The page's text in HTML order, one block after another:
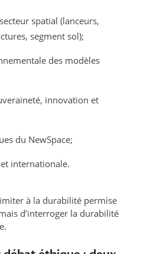
spatial (lanceurs,
segment sol);
des modèles
innovation et
du NewSpace;
internationale.
à la durabilité permise
d’interroger la durabilité